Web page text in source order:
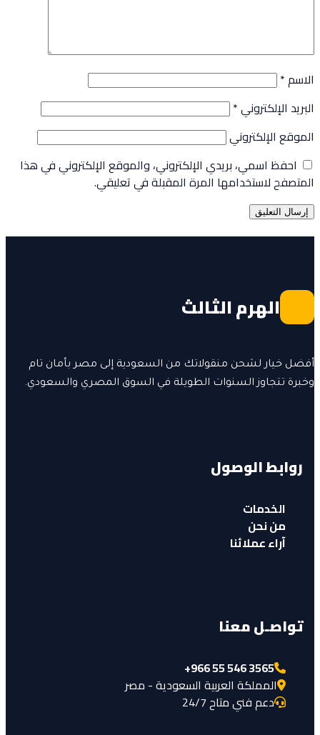
الاسم*
البريد الإلكتروني*
الموقع الإلكتروني
احفظ اسمي، بريدي الإلكتروني، والموقع الإلكتروني في هذا
المتصفح لاستخدامها المرة المقبلة في تعليقي.
الهرم الثالث
أفضل خيار لشحن منقولاتك من السعودية إلى مصر بأمان تام
وخبرة تتجاوز السنوات الطويلة في السوق المصري والسعودي.
روابط الوصول
الخدمات
من نحن
آراء عملائنا
تواصـل معنا
+966 55 546 3565
المملكة العربية السعودية - مصر
دعم فني متاح 24/7